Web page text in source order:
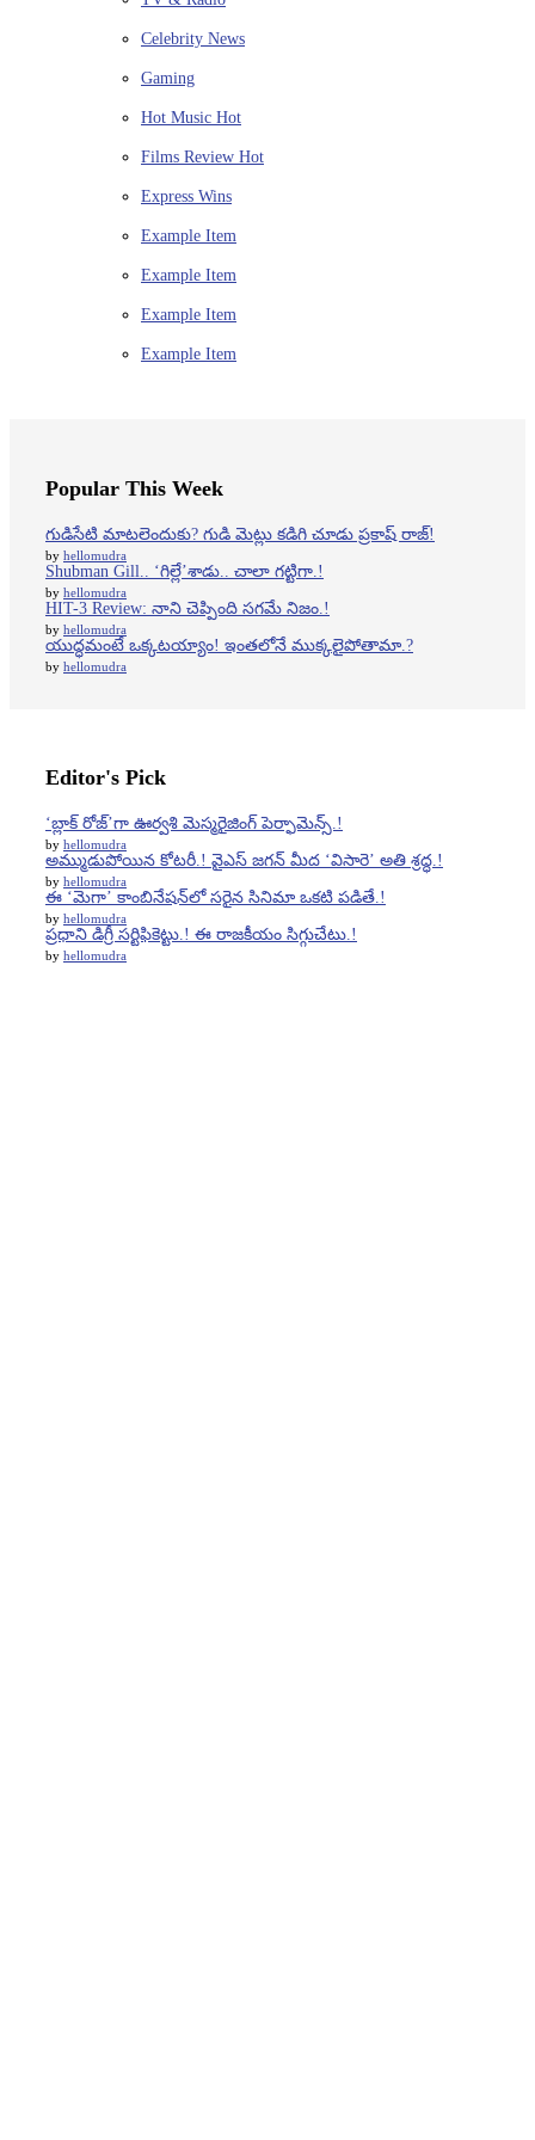
Celebrity News
Gaming
Hot Music Hot
Films Review Hot
Express Wins
Example Item
Example Item
Example Item
Example Item
Popular This Week
గుడిసేటి మాటలెందుకు? గుడి మెట్లు కడిగి చూడు ప్రకాష్ రాజ్!
by hellomudra
Shubman Gill.. ‘గిల్లే’శాడు.. చాలా గట్టిగా.!
by hellomudra
HIT-3 Review: నాని చెప్పింది సగమే నిజం.!
by hellomudra
యుద్ధమంటే ఒక్కటయ్యాం! ఇంతలోనే ముక్కలైపోతామా.?
by hellomudra
Editor's Pick
‘బ్లాక్‌ రోజ్‌’గా ఊర్వశి మెస్మరైజింగ్‌ పెర్ఫామెన్స్.!
by hellomudra
అమ్ముడుపోయిన కోటరీ.! వైఎస్ జగన్ మీద ‘విసారె’ అతి శ్రద్ధ.!
by hellomudra
ఈ ‘మెగా’ కాంబినేషన్‌లో సరైన సినిమా ఒకటి పడితే.!
by hellomudra
ప్రధాని డిగ్రీ సర్టిఫికెట్టు.! ఈ రాజకీయం సిగ్గుచేటు.!
by hellomudra